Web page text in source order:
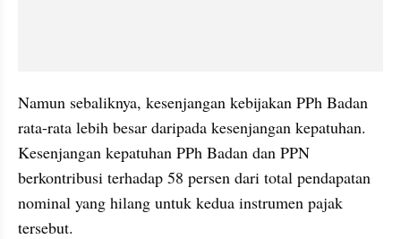
Namun sebaliknya, kesenjangan kebijakan PPh Badan
rata-rata lebih besar daripada kesenjangan kepatuhan.
Kesenjangan kepatuhan PPh Badan dan PPN
berkontribusi terhadap 58 persen dari total pendapatan
nominal yang hilang untuk kedua instrumen pajak
tersebut.